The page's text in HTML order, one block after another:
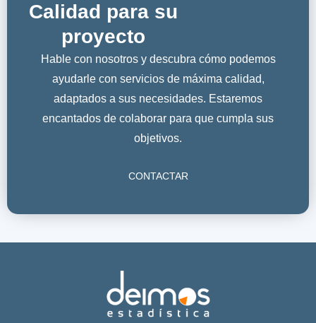
Calidad para su
proyecto
Hable con nosotros y descubra cómo podemos
ayudarle con servicios de máxima calidad,
adaptados a sus necesidades. Estaremos
encantados de colaborar para que cumpla sus
objetivos.
CONTACTAR